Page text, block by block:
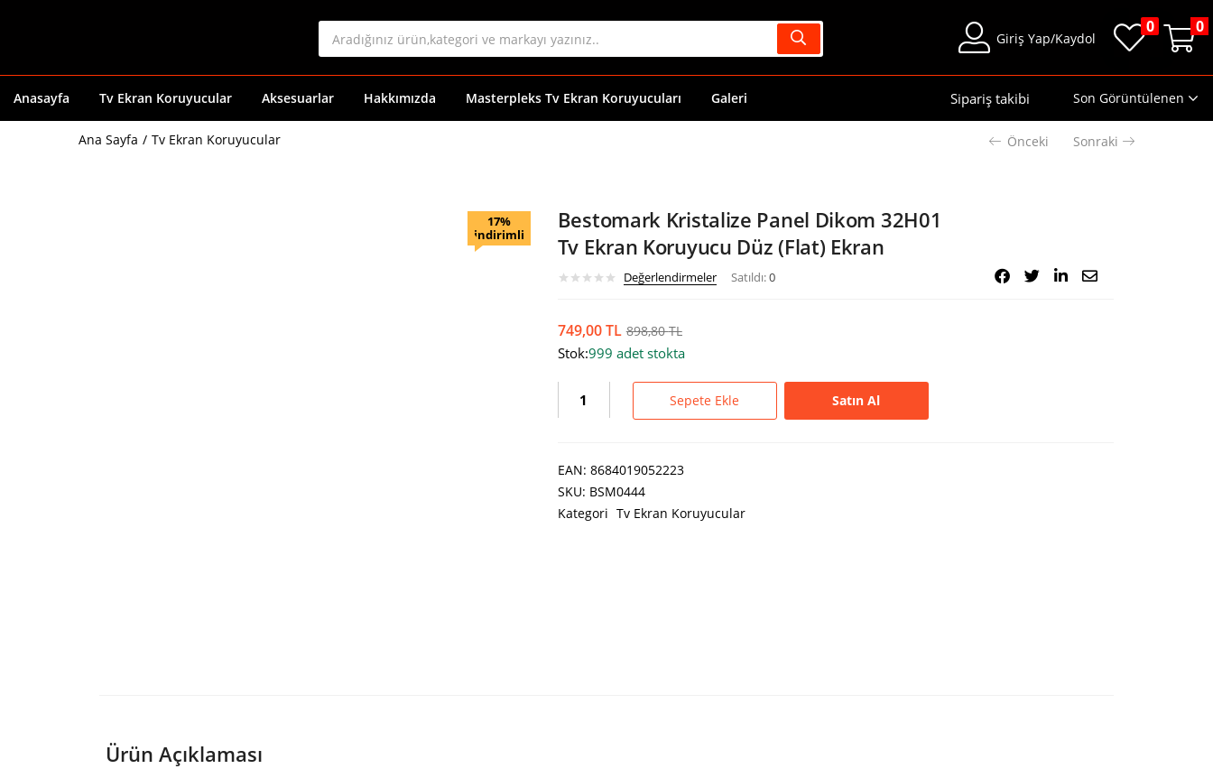
Giriş Yap/Kaydol
0 0
Anasayfa Tv Ekran Koruyucular Aksesuarlar Hakkımızda Masterpleks Tv Ekran Koruyucuları Galeri Sipariş takibi Son Görüntülenen
Ana Sayfa Tv Ekran Koruyucular Önceki Sonraki
17%
indirimli
Bestomark Kristalize Panel Dikom 32H01
Tv Ekran Koruyucu Düz (Flat) Ekran
Değerlendirmeler Satıldı:0
749,00TL 898,80TL
Stok:999 adet stokta
Sepete Ekle Satın Al
EAN: 8684019052223
SKU: BSM0444
Kategori Tv Ekran Koruyucular
Ürün Açıklaması